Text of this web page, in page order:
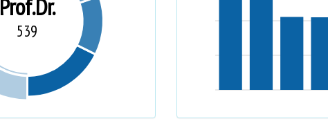
Prof.Dr.
539